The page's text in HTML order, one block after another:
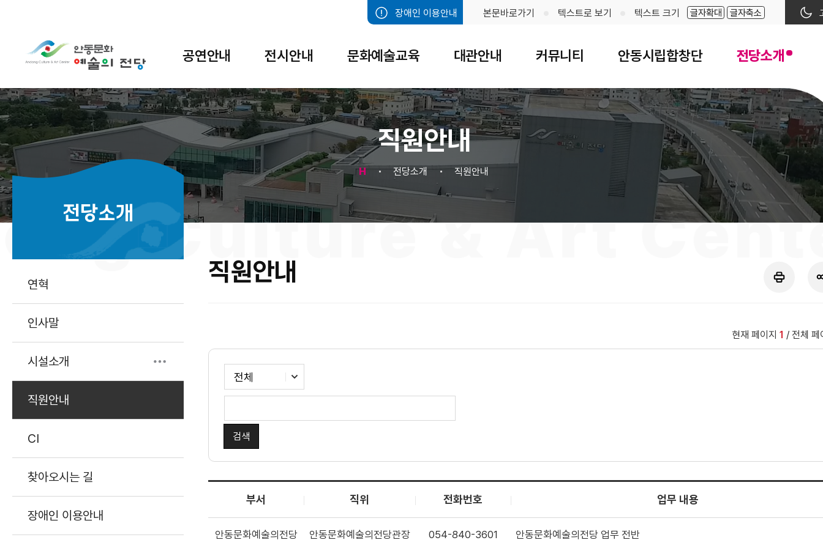
장애인 이용안내 본문바로가기 텍스트로 보기 텍스트 크기 글자확대 글자축소
공연안내 전시안내 문화예술교육 대관안내 커뮤니티 안동시립합창단 전당소개
전당소개
연혁
인사말
시설소개
직원안내
CI
찾아오시는 길
장애인 이용안내
직원안내
H 전당소개 직원안내
직원안내
SNS 공유 열기
현재 페이지 1 / 전체 페
부서 직위 전화번호 업무 내용
안동문화예술의전당 안동문화예술의전당관장 054-840-3601 안동문화예술의전당 업무 전반